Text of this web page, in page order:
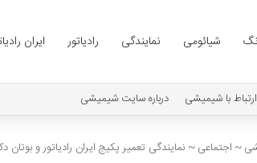
شیائومی نمایندگی رادیاتور ایران
ارتباط با شیمیشی درباره سایت شیمیشی
~ اجتماعی ~ نمایندگی تعمیر پکیج ایران رادیاتور و بوتان